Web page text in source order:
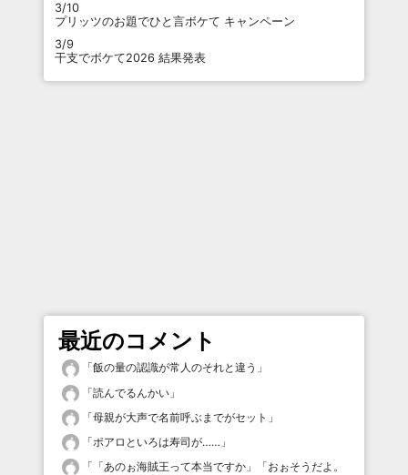
3/10
プリッツのお題でひと言ボケて キャンペーン
3/9
干支でボケて2026 結果発表
最近のコメント
「飯の量の認識が常人のそれと違う 」
「読んでるんかい 」
「母親が大声で名前呼ぶまでがセット 」
「ポアロといろは寿司が…… 」
「 「あのぉ海賊王って本当ですか」「おぉそうだよ。